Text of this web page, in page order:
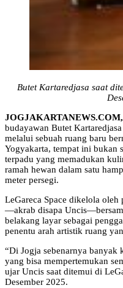
Butet Kartaredjasa saat
budayawan Butet
melalui sebuah ruang baru
Yogyakarta, tempat ini bukan
terpadu yang memadukan
ramah hewan dalam satu
meter persegi.
LeGareca Space dikelola
—akrab disapa
belakang layar sebagai
penentu arah artistik ruang
“Di Jogja sebenarnya banyak
yang bisa mempertemukan
ujar Uncis saat ditemui di
Desember 2025.